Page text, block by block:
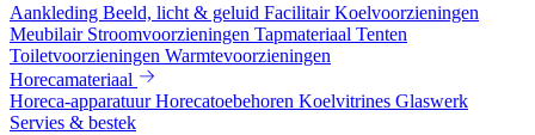
Aankleding Beeld, licht & geluid FacilitairKoelvoorzieningen
Meubilair Stroomvoorzieningen Tapmateriaal Tenten
Toiletvoorzieningen Warmtevoorzieningen
Horecamateriaal
Horeca-apparatuurHorecatoebehoren Koelvitrines Glaswerk
Servies & bestek